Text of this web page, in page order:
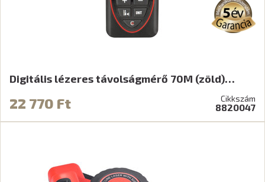
Digitális lézeres távolságmérő 70M (zöld)…
22 770 Ft Cikkszám
8820047